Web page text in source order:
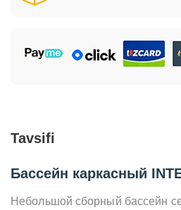
Tavsifi
Бассейн каркасный
Небольшой сборный бассейн